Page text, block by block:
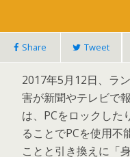
Share Tweet
2017年5月12日、ラ
害が新聞やテレビで
は、PCをロックした
ることでPCを使用不
ことと引き換えに「